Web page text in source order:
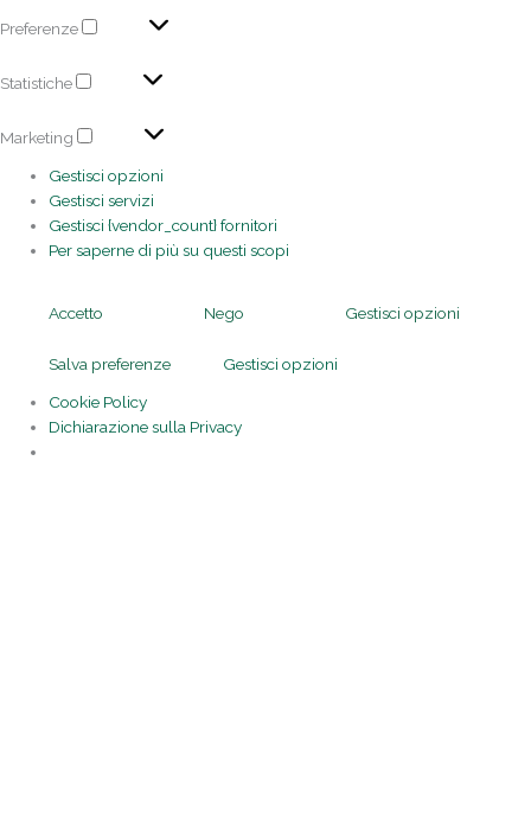
Preferenze
Statistiche
Marketing
Gestisci opzioni
Gestisci servizi
Gestisci {vendor_count} fornitori
Per saperne di più su questi scopi
Accetto Nego Gestisci opzioni
Salva preferenze
Gestisci opzioni
Cookie Policy
Dichiarazione sulla Privacy